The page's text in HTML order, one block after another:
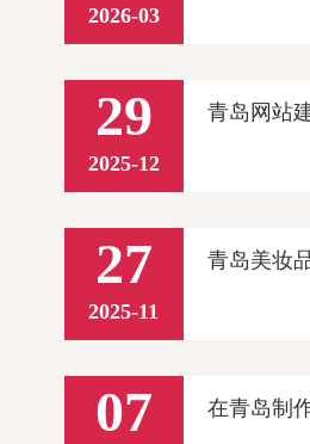
2026-03
29
2025-12
青岛网站
27
2025-11
青岛美妆
07 在青岛制